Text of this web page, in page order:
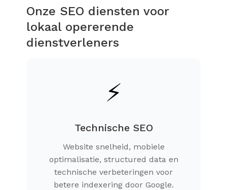
Onze SEO diensten voor
lokaal opererende
dienstverleners
⚡
Technische SEO
Website snelheid, mobiele
optimalisatie, structured data en
technische verbeteringen voor
betere indexering door Google.